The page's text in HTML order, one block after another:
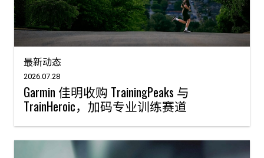
最新动态
2026.07.28
Garmin 佳明收购 TrainingPeaks 与
TrainHeroic，加码专业训练赛道